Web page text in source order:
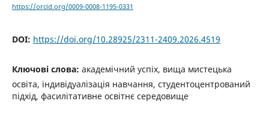
https://orcid.org/0009-0008-1195-0331
DOI: https://doi.org/10.28925/2311-2409.2026.4519
Ключові слова: академічний успіх, вища мистецька
освіта, індивідуалізація навчання, студентоцентрований
підхід, фасилітативне освітнє середовище